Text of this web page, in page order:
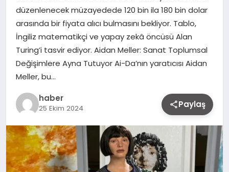
düzenlenecek müzayedede 120 bin ila 180 bin dolar
arasında bir fiyata alıcı bulmasını bekliyor. Tablo,
İngiliz matematikçi ve yapay zekâ öncüsü Alan
Turing’i tasvir ediyor. Aidan Meller: Sanat Toplumsal
Değişimlere Ayna Tutuyor Ai-Da’nın yaratıcısı Aidan
Meller, bu…
haber
25 Ekim 2024 Paylaş